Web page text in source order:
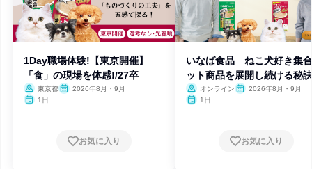
1Day職場体験!【東京開催】
「食」の現場を体感!/27卒
東京都
2026年8月・9月
1日
お気に入り
いなば食品 ねこ犬好き集
ット商品を展開し続ける秘
は
オンライン
2026年8月・9月
1日
お気に入り